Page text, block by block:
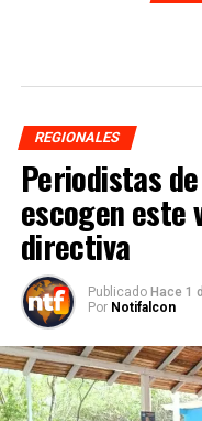
REGIONALES
Periodistas
escogen este
directiva
Publicado Hace 1
Por Notifalcon